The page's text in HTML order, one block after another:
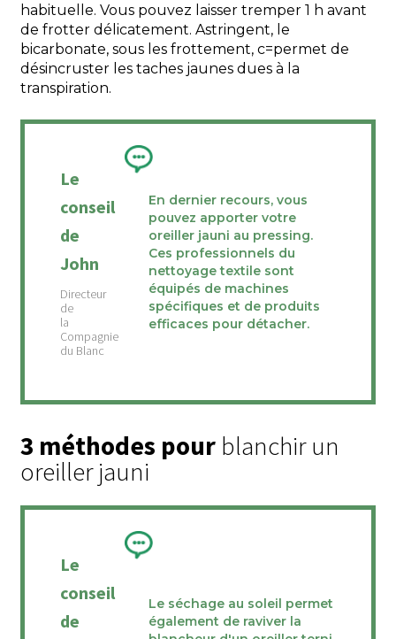
habituelle. Vous pouvez laisser tremper 1 h avant
de frotter délicatement. Astringent, le
bicarbonate, sous les frottement, c=permet de
désincruster les taches jaunes dues à la
transpiration.
Le
conseil
de
John
En dernier recours, vous
pouvez apporter votre
oreiller jauni au pressing.
Ces professionnels du
nettoyage textile sont
équipés de machines
spécifiques et de produits
efficaces pour détacher.
3 méthodes pour blanchir un
oreiller jauni
Le
conseil
de
Le séchage au soleil permet
également de raviver la